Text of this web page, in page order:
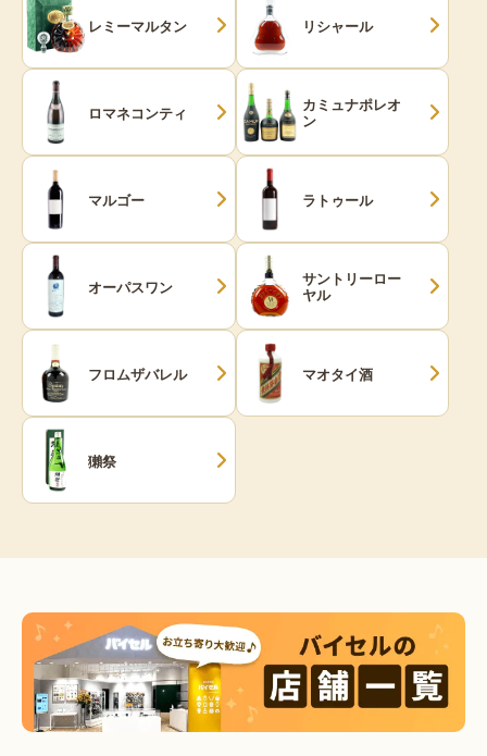
レミーマルタン リシャール
ロマネコンティ カミュナポレオ
ン
マルゴー ラトゥール
オーパスワン サントリーロー
ヤル
フロムザバレル マオタイ酒
獺祭